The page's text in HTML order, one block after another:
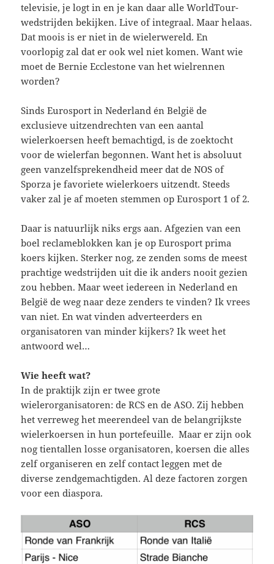
televisie, je logt in en je kan daar alle WorldTour-
wedstrijden bekijken. Live of integraal. Maar helaas.
Dat moois is er niet in de wielerwereld. En
voorlopig zal dat er ook wel niet komen. Want wie
moet de Bernie Ecclestone van het wielrennen
worden?
Sinds Eurosport in Nederland én België de
exclusieve uitzendrechten van een aantal
wielerkoersen heeft bemachtigd, is de zoektocht
voor de wielerfan begonnen. Want het is absoluut
geen vanzelfsprekendheid meer dat de NOS of
Sporza je favoriete wielerkoers uitzendt. Steeds
vaker zal je af moeten stemmen op Eurosport 1 of 2.
Daar is natuurlijk niks ergs aan. Afgezien van een
boel reclameblokken kan je op Eurosport prima
koers kijken. Sterker nog, ze zenden soms de meest
prachtige wedstrijden uit die ik anders nooit gezien
zou hebben. Maar weet iedereen in Nederland en
België de weg naar deze zenders te vinden? Ik vrees
van niet. En wat vinden adverteerders en
organisatoren van minder kijkers? Ik weet het
antwoord wel…
Wie heeft wat?
In de praktijk zijn er twee grote
wielerorganisatoren: de RCS en de ASO. Zij hebben
het verreweg het meerendeel van de belangrijkste
wielerkoersen in hun portefeuille. Maar er zijn ook
nog tientallen losse organisatoren, koersen die alles
zelf organiseren en zelf contact leggen met de
diverse zendgemachtigden. Al deze factoren zorgen
voor een diaspora.